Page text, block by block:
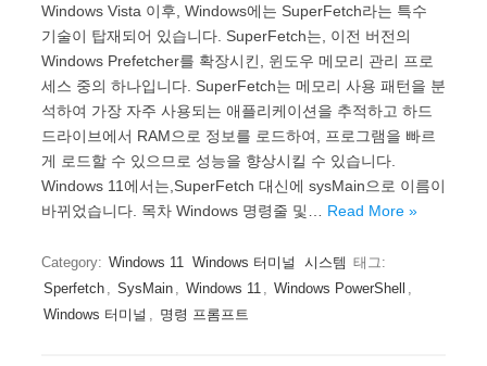
Windows Vista 이후, Windows에는 SuperFetch라는 특수
기술이 탑재되어 있습니다. SuperFetch는, 이전 버전의
Windows Prefetcher를 확장시킨, 윈도우 메모리 관리 프로
세스 중의 하나입니다. SuperFetch는 메모리 사용 패턴을 분
석하여 가장 자주 사용되는 애플리케이션을 추적하고 하드
드라이브에서 RAM으로 정보를 로드하여, 프로그램을 빠르
게 로드할 수 있으므로 성능을 향상시킬 수 있습니다.
Windows 11에서는,SuperFetch 대신에 sysMain으로 이름이
바뀌었습니다. 목차 Windows 명령줄 및… Read More »
Category: Windows 11 Windows 터미널 시스템 태그:
Sperfetch
SysMain Windows 11 Windows PowerShell
Windows 터미널
명령 프롬프트